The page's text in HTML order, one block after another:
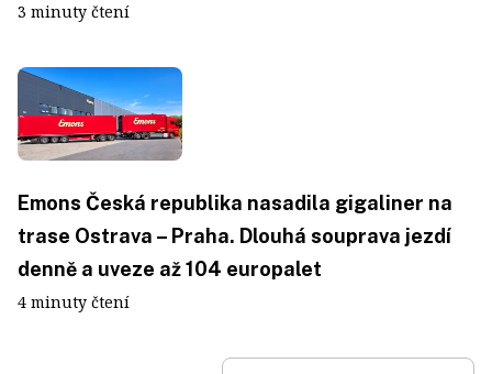
3 minuty čtení
Emons Česká republika nasadila gigaliner na
trase Ostrava – Praha. Dlouhá souprava jezdí
denně a uveze až 104 europalet
4 minuty čtení